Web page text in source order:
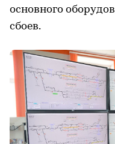
основного
сбоев.